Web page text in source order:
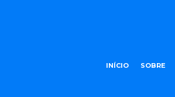
INÍCIO SOBRE